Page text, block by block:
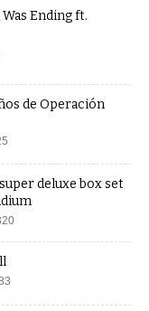
Ending ft.
de Operación
deluxe box set